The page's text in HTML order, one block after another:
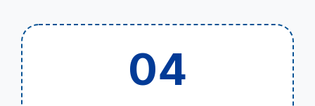
04